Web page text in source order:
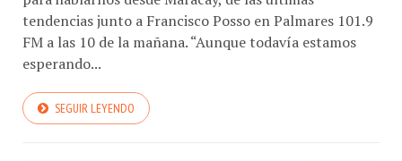
tendencias junto a Francisco Posso en Palmares 101.9
FM a las 10 de la mañana. “Aunque todavía estamos
esperando...
SEGUIR LEYENDO